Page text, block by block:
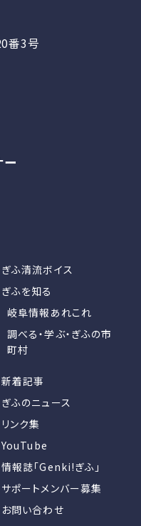
番3号
ぎふ清流ボイス
ぎふを知る
岐阜情報あれこれ
調べる・学ぶ・ぎふの市
町村
新着記事
ぎふのニュース
リンク集
YouTube
情報誌「Genki!ぎふ」
サポートメンバー募集
お問い合わせ